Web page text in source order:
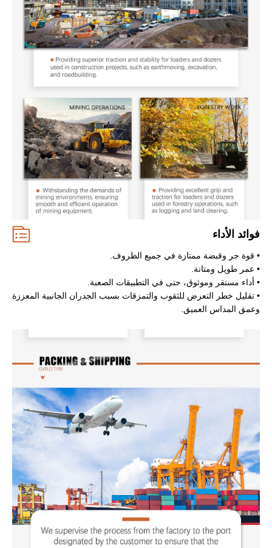
فوائد الأداء
• قوة جر وقبضة ممتازة في جميع الظروف.
• عمر طويل ومتانة.
• أداء مستقر وموثوق، حتى في التطبيقات الصعبة.
• تقليل خطر التعرض للثقوب والتمزقات بسبب الجدران الجانبية المعززة
وعمق المداس العميق.